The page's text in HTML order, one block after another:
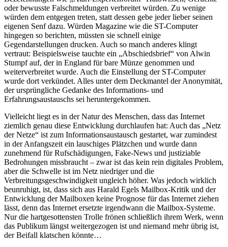
oder bewusste Falschmeldungen verbreitet würden. Zu wenige
würden dem entgegen treten, statt dessen gebe jeder lieber seinen
eigenen Senf dazu. Würden Magazine wie die ST-Computer
hingegen so berichten, müssten sie schnell einige
Gegendarstellungen drucken. Auch so manch anderes klingt
vertraut: Beispielsweise tauchte ein „Abschiedsbrief“ von Alwin
Stumpf auf, der in England für bare Münze genommen und
weiterverbreitet wurde. Auch die Einstellung der ST-Computer
wurde dort verkündet. Alles unter dem Deckmantel der Anonymität,
der ursprüngliche Gedanke des Informations- und
Erfahrungsaustauschs sei heruntergekommen.
Vielleicht liegt es in der Natur des Menschen, dass das Internet
ziemlich genau diese Entwicklung durchlaufen hat: Auch das „Netz
der Netze“ ist zum Informationsaustausch gestartet, war zumindest
in der Anfangszeit ein lauschiges Plätzchen und wurde dann
zunehmend für Rufschädigungen, Fake-News und justiziable
Bedrohungen missbraucht – zwar ist das kein rein digitales Problem,
aber die Schwelle ist im Netz niedriger und die
Verbreitungsgeschwindigkeit ungleich höher. Was jedoch wirklich
beunruhigt, ist, dass sich aus Harald Egels Mailbox-Kritik und der
Entwicklung der Mailboxen keine Prognose für das Internet ziehen
lässt, denn das Internet ersetzte irgendwann die Mailbox-Systeme.
Nur die hartgesottensten Trolle frönen schließlich ihrem Werk, wenn
das Publikum längst weitergezogen ist und niemand mehr übrig ist,
der Beifall klatschen könnte…